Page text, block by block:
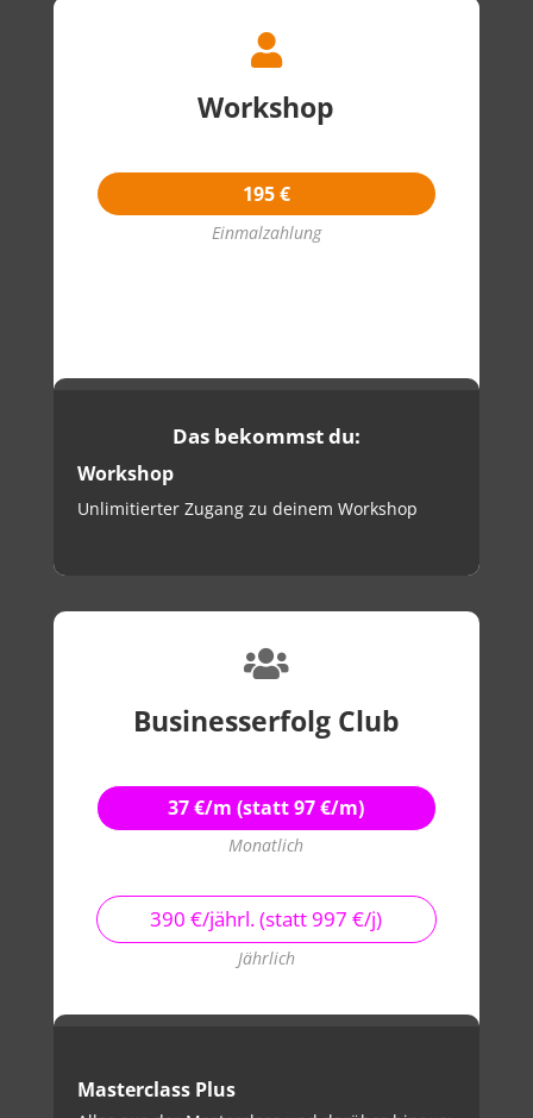

Workshop
195 €
Einmalzahlung
Das bekommst du:
Workshop
Unlimitierter Zugang zu deinem Workshop

Businesserfolg Club
37 €/m (statt 97 €/m)
Monatlich
390 €/jährl. (statt 997 €/j)
Jährlich
Masterclass Plus